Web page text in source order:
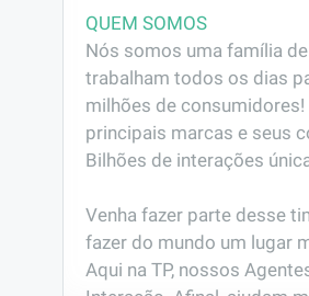
QUEM SOMOS
Nós somos uma família
trabalham todos os dias
milhões de
principais marcas e seus
Bilhões de interações
Venha fazer parte desse
fazer do mundo um lugar
Aqui na TP, nossos